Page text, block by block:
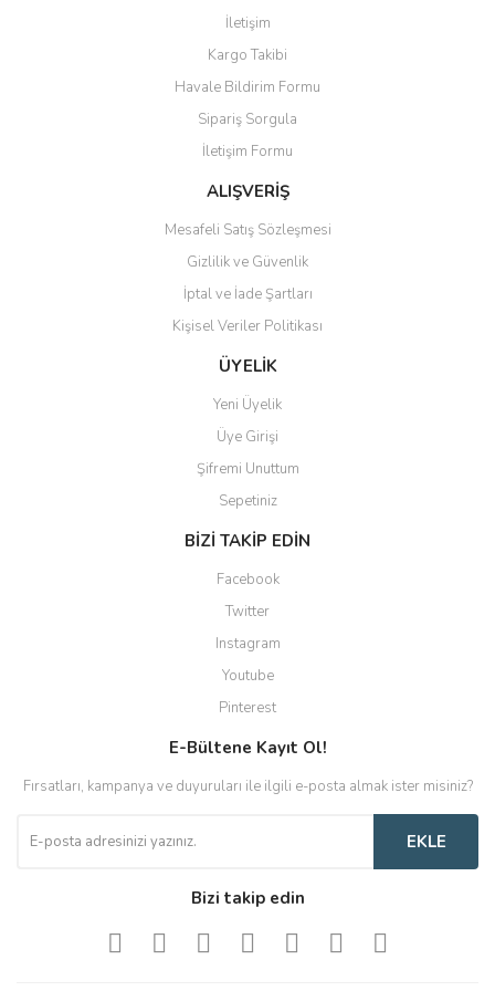
Yorum Yaz
Ürün resmi kalitesiz, bozuk veya görüntülenemiyor.
Ürün açıklamasında eksik bilgiler bulunuyor.
Ürün bilgilerinde hatalar bulunuyor.
Ürün fiyatı diğer sitelerden daha pahalı.
Bu ürüne benzer farklı alternatifler olmalı.
Gönder
İletişim
Kargo Takibi
Havale Bildirim Formu
Sipariş Sorgula
İletişim Formu
ALIŞVERİŞ
Mesafeli Satış Sözleşmesi
Gizlilik ve Güvenlik
İptal ve İade Şartları
Kişisel Veriler Politikası
ÜYELİK
Yeni Üyelik
Üye Girişi
Şifremi Unuttum
Sepetiniz
BİZİ TAKİP EDİN
Facebook
Twitter
Instagram
Youtube
Pinterest
E-Bültene Kayıt Ol!
Fırsatları, kampanya ve duyuruları ile ilgili e-posta almak ister misiniz?
EKLE
Bizi takip edin